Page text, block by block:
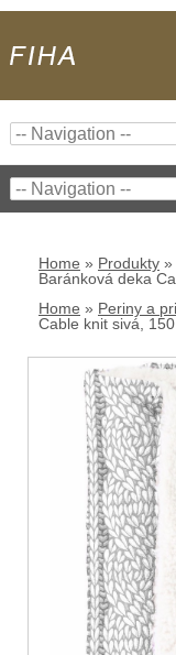
Home » Produkty »
Baránková deka
Home » Periny a
Cable knit sivá,